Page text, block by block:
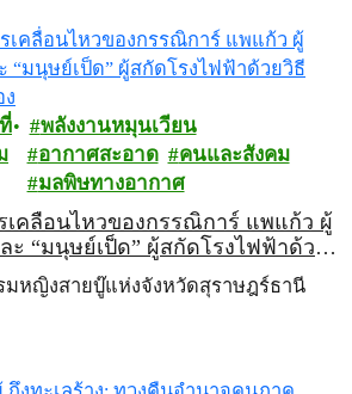
พลังงานหมุนเวียน
อากาศสะอาด
คนและสังคม
มลพิษทางอากาศ
เคลื่อนไหวของกรรณิการ์ แพแก้ว ผู้
ะ “มนุษย์เป็ด” ผู้สกัดโรงไฟฟ้าด้วย
เอง
มหญิงสายบู๊แห่งจังหวัดสุราษฎร์ธานี